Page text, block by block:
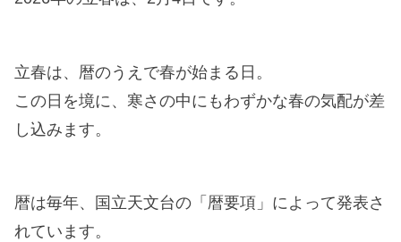
立春は、暦のうえで春が始まる日。
この日を境に、寒さの中にもわずかな春の気配が差
し込みます。
暦は毎年、国立天文台の「暦要項」によって発表さ
れています。